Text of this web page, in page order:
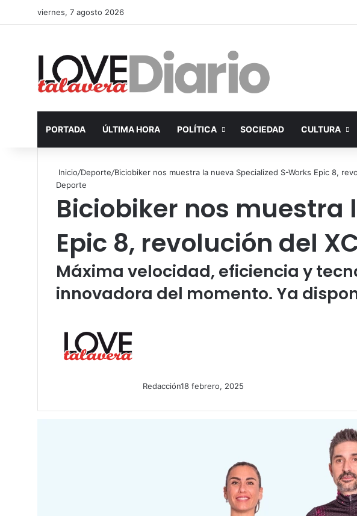
viernes, 7 agosto 2026
PORTADA ÚLTIMA HORA POLÍTICA SOCIEDAD CULTURA
Inicio/Deporte/Biciobiker nos muestra la nueva Specialized S-Works Epic 8,
Deporte
Biciobiker nos muestra
Epic 8, revolución del
Máxima velocidad, eficiencia y
innovadora del momento. Ya
Redacción18 febrero, 2025